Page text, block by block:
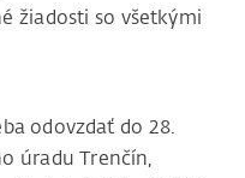
žiadosti so všetkými
odovzdať do 28.
úradu Trenčín,